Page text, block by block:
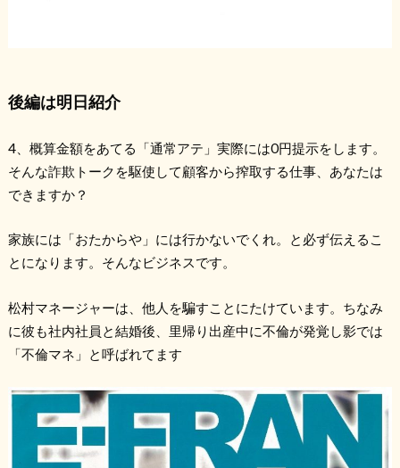
後編は明日紹介
4、概算金額をあてる「通常アテ」実際には0円提示をします。
そんな詐欺トークを駆使して顧客から搾取する仕事、あなたは
できますか？
家族には「おたからや」には行かないでくれ。と必ず伝えるこ
とになります。そんなビジネスです。
松村マネージャーは、他人を騙すことにたけています。ちなみ
に彼も社内社員と結婚後、里帰り出産中に不倫が発覚し影では
「不倫マネ」と呼ばれてます